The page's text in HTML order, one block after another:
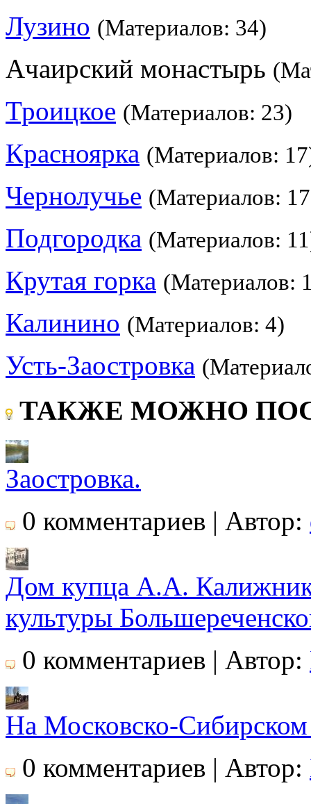
Лузино (Материалов: 34)
Ачаирский монастырь
Троицкое (Материалов: 23)
Красноярка (Материалов:
Чернолучье (Материалов:
Подгородка (Материалов:
Крутая горка (Материалов:
Калинино (Материалов: 4)
Усть-Заостровка
ТАКЖЕ МОЖНО
Заостровка.
0 комментариев | Автор:
Дом купца А.А.
культуры
0 комментариев | Автор:
На Московско-Сибирском
0 комментариев | Автор: